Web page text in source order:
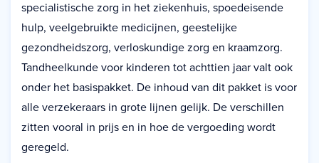
specialistische zorg in het ziekenhuis, spoedeisende
hulp, veelgebruikte medicijnen, geestelijke
gezondheidszorg, verloskundige zorg en kraamzorg.
Tandheelkunde voor kinderen tot achttien jaar valt ook
onder het basispakket. De inhoud van dit pakket is voor
alle verzekeraars in grote lijnen gelijk. De verschillen
zitten vooral in prijs en in hoe de vergoeding wordt
geregeld.